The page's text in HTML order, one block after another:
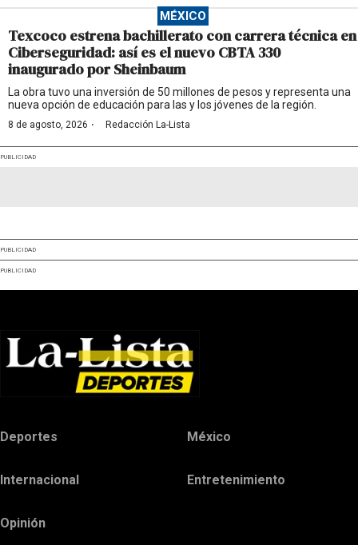
MÉXICO
Texcoco estrena bachillerato con carrera técnica en
Ciberseguridad: así es el nuevo CBTA 330
inaugurado por Sheinbaum
La obra tuvo una inversión de 50 millones de pesos y representa una
nueva opción de educación para las y los jóvenes de la región.
8 de agosto, 2026 · Redacción La-Lista
PUBLICIDAD
PUBLICIDAD
PUBLICIDAD
Deportes México
Internacional Entretenimiento
Opinión